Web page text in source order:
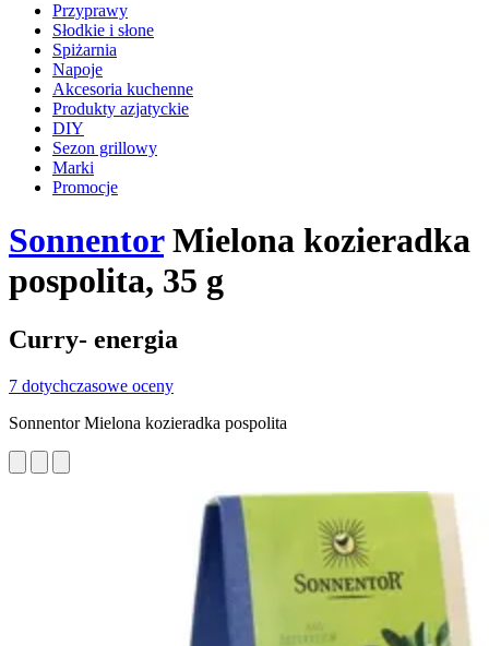
Przyprawy
Słodkie i słone
Spiżarnia
Napoje
Akcesoria kuchenne
Produkty azjatyckie
DIY
Sezon grillowy
Marki
Promocje
SonnentorMielona kozieradka
pospolita, 35 g
Curry- energia
7 dotychczasowe oceny
Sonnentor Mielona kozieradka pospolita